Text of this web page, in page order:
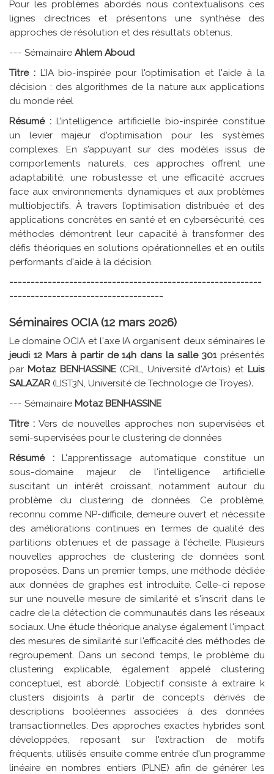
Pour les problèmes abordés nous contextualisons ces
lignes directrices et présentons une synthèse des
approches de résolution et des résultats obtenus.
--- Sémainaire Ahlem Aboud
Titre :L'IA bio-inspirée pour l'optimisation et l'aide à la
décision : des algorithmes de la nature aux applications
du monde réel
Résumé : L’intelligence artificielle bio-inspirée constitue
un levier majeur d'optimisation pour les systèmes
complexes. En s’appuyant sur des modèles issus de
comportements naturels, ces approches offrent une
adaptabilité, une robustesse et une efficacité accrues
face aux environnements dynamiques et aux problèmes
multiobjectifs. À travers l’optimisation distribuée et des
applications concrètes en santé et en cybersécurité, ces
méthodes démontrent leur capacité à transformer des
défis théoriques en solutions opérationnelles et en outils
performants d'aide à la décision.
-----------------------------------------------------------
------------------------------------
Séminaires OCIA (12 mars 2026)
Le domaine OCIA et l'axe IA organisent deux séminaires le
jeudi 12 Mars à partir de 14h dans la salle 301présentés
par Motaz BENHASSINE (CRIL, Université d'Artois) et Luis
SALAZAR (LIST3N, Université de Technologie de Troyes).
--- Sémainaire Motaz BENHASSINE
Titre : Vers de nouvelles approches non supervisées et
semi-supervisées pour le clustering de données
Résumé :L'apprentissage automatique constitue un
sous-domaine majeur de l'intelligence artificielle
suscitant un intérêt croissant, notamment autour du
problème du clustering de données. Ce problème,
reconnu comme NP-difficile, demeure ouvert et nécessite
des améliorations continues en termes de qualité des
partitions obtenues et de passage à l'échelle. Plusieurs
nouvelles approches de clustering de données sont
proposées. Dans un premier temps, une méthode dédiée
aux données de graphes est introduite. Celle-ci repose
sur une nouvelle mesure de similarité et s'inscrit dans le
cadre de la détection de communautés dans les réseaux
sociaux. Une étude théorique analyse également l'impact
des mesures de similarité sur l'efficacité des méthodes de
regroupement. Dans un second temps, le problème du
clustering explicable, également appelé clustering
conceptuel, est abordé. L'objectif consiste à extraire k
clusters disjoints à partir de concepts dérivés de
descriptions booléennes associées à des données
transactionnelles. Des approches exactes hybrides sont
développées, reposant sur l'extraction de motifs
fréquents, utilisés ensuite comme entrée d'un programme
linéaire en nombres entiers (PLNE) afin de générer les